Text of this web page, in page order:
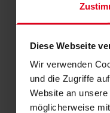
Diese Webseite
Wir verwenden
und die Zugriffe
Website an
möglicherweise